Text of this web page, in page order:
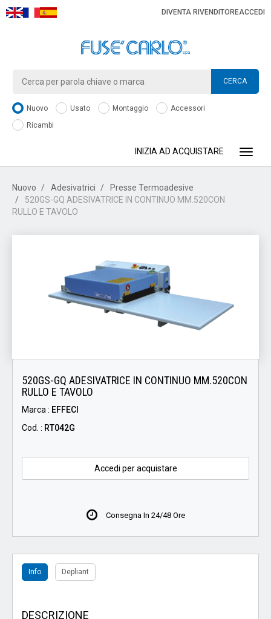
DIVENTA RIVENDITOREACCEDI
CERCA
Nuovo Usato Montaggio
Accessori
Ricambi
INIZIA AD ACQUISTARE
Nuovo Adesivatrici
Presse Termoadesive
520GS-GQ ADESIVATRICE IN CONTINUO MM.520CON
RULLO E TAVOLO
520GS-GQ ADESIVATRICE IN CONTINUO MM.520CON
RULLO E TAVOLO
Marca : EFFECI
Cod. : RT042G
Accedi per acquistare
Consegna In 24/48 Ore
Info Depliant
DESCRIZIONE